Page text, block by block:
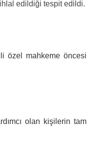
ihlal edildiği tespit edildi.
özel mahkeme öncesi
olan kişilerin tam